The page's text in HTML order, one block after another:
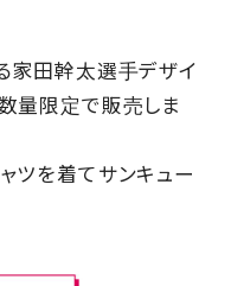
家田幹太選手デザイ
量限定で販売しま
ツを着てサンキュー